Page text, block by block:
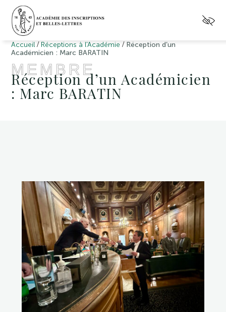
Accueil / Réceptions à l'Académie / Réception d’un
Académicien : Marc BARATIN
MEMBRE
Réception d’un Académicien
: Marc BARATIN